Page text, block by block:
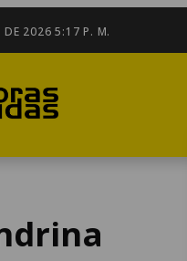
DE 2026 5:17 P. M.